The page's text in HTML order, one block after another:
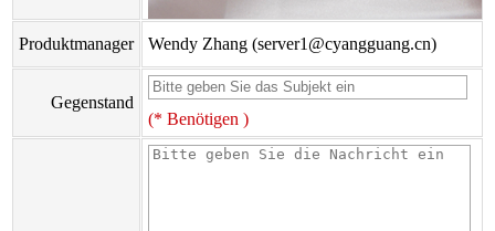
Produktmanager Wendy Zhang (server1@cyangguang.cn)
Gegenstand
(* Benötigen )